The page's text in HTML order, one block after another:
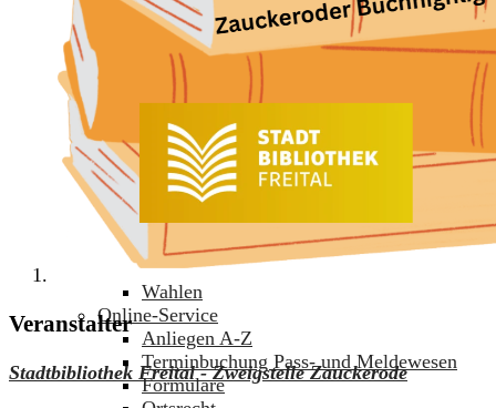
Ausbildung
Heiraten in Freital
Gleichstellungsbeauftragte
Schiedsstelle
Feuerwehr
Kommunalpolitik
Stadtrat
Fachausschüsse
Bürgerinfoportal
Gremieninfoportal
Sitzungskalender
Ortschaftsräte
Wahlen
Online-Service
Anliegen A-Z
Terminbuchung Pass- und Meldewesen
Formulare
Veranstalter
Stadtbibliothek Freital - Zweigstelle Zauckerode